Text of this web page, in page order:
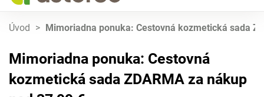
Úvod > Mimoriadna ponuka: Cestovná kozmetická sada
Mimoriadna ponuka: Cestovná
kozmetická sada ZDARMA za nákup